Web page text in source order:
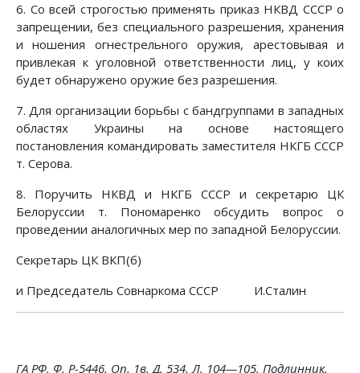
6. Со всей строгостью применять приказ НКВД СССР о
запрещении, без специального разрешения, хранения
и ношения огнестрельного оружия, арестовывая и
привлекая к уголовной ответственности лиц, у коих
будет обнаружено оружие без разрешения.
7. Для организации борьбы с бандгруппами в западных
областях Украины на основе настоящего
постановления командировать заместителя НКГБ СССР
т. Серова.
8. Поручить НКВД и НКГБ СССР и секретарю ЦК
Белоруссии т. Пономаренко обсудить вопрос о
проведении аналогичных мер по западной Белоруссии.
Секретарь ЦК ВКП(б)
и Председатель Совнаркома СССР И.Сталин
ГА РФ. Ф. Р-5446. On. 1в. Д. 534. Л. 104—105. Подлинник.